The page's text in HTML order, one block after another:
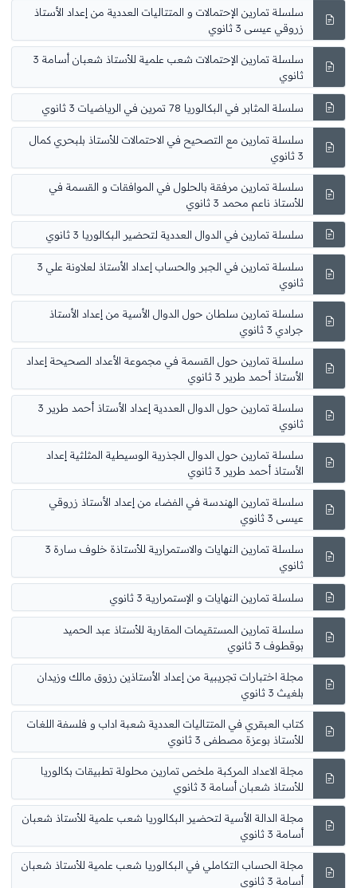
سلسلة تمارين الإحتمالات و المتتاليات العددية من إعداد الأستاذ
زروقي عيسى 3 ثانوي
سلسلة تمارين الإحتمالات شعب علمية للأستاذ شعبان أسامة 3
ثانوي
سلسلة المثابر في البكالوريا 78 تمرين في الرياضيات 3 ثانوي
سلسلة تمارين مع التصحيح في الاحتمالات للأستاذ بلبحري كمال
3 ثانوي
سلسلة تمارين مرفقة بالحلول في الموافقات و القسمة في
للأستاذ ناعم محمد 3 ثانوي
سلسلة تمارين في الدوال العددية لتحضير البكالوريا 3 ثانوي
سلسلة تمارين في الجبر والحساب إعداد الأستاذ لعلاونة علي 3
ثانوي
سلسلة تمارين سلطان حول الدوال الأسية من إعداد الأستاذ
جرادي 3 ثانوي
سلسلة تمارين حول القسمة في مجموعة الأعداد الصحيحة إعداد
الأستاذ أحمد طرير 3 ثانوي
سلسلة تمارين حول الدوال العددية إعداد الأستاذ أحمد طرير 3
ثانوي
سلسلة تمارين حول الدوال الجذرية الوسيطية المثلثية إعداد
الأستاذ أحمد طرير 3 ثانوي
سلسلة تمارين الهندسة في الفضاء من إعداد الأستاذ زروقي
عيسى 3 ثانوي
سلسلة تمارين النهايات والاستمرارية للأستاذة خلوف سارة 3
ثانوي
سلسلة تمارين النهايات و الإستمرارية 3 ثانوي
سلسلة تمارين المستقيمات المقاربة للأستاذ عبد الحميد
بوقطوف 3 ثانوي
مجلة اختبارات تجريبية من إعداد الأستاذين رزوق مالك وزيدان
بلغيث 3 ثانوي
كتاب العبقري في المتتاليات العددية شعبة اداب و فلسفة اللغات
للأستاذ بوعزة مصطفى 3 ثانوي
مجلة الاعداد المركبة ملخص تمارين محلولة تطبيقات بكالوريا
للأستاذ شعبان أسامة 3 ثانوي
مجلة الدالة الأسية لتحضير البكالوريا شعب علمية للأستاذ شعبان
أسامة 3 ثانوي
مجلة الحساب التكاملي في البكالوريا شعب علمية للأستاذ شعبان
أسامة 3 ثانوي